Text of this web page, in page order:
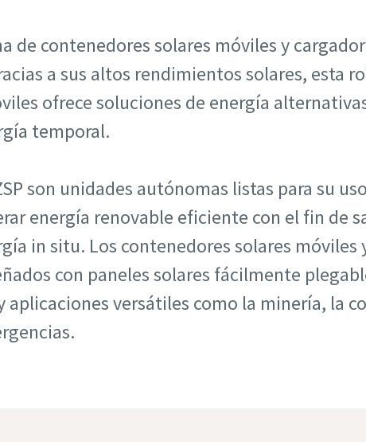
de contenedores solares móviles y
a sus altos rendimientos solares, esta
ofrece soluciones de energía
temporal.
son unidades autónomas listas para su
energía renovable eficiente con el fin de
in situ. Los contenedores solares móviles
con paneles solares fácilmente
aplicaciones versátiles como la minería, la